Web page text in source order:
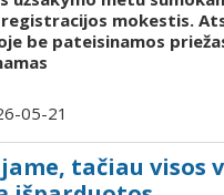
mokestis.
be pateisinamos
05-21
tačiau visos